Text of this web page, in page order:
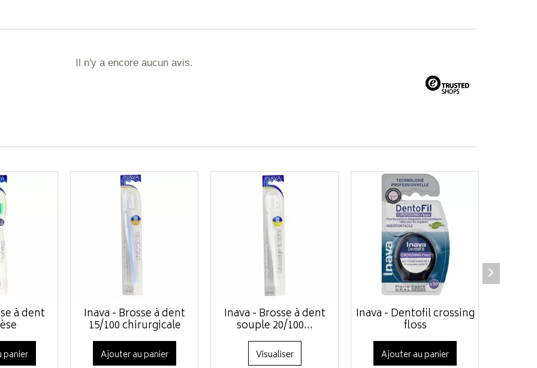
Il n'y a encore aucun avis.
à dent
panier
Inava - Brosse à dent
15/100 chirurgicale
Ajouter au panier
Inava - Brosse à dent
souple 20/100...
Visualiser
Inava - Dentofil crossing
floss
Ajouter au panier